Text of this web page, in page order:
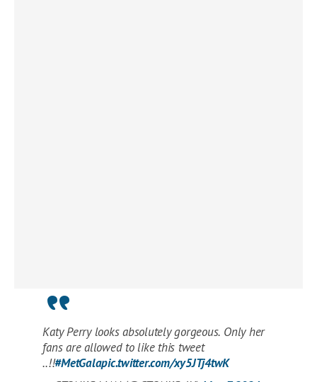
Katy Perry looks absolutely gorgeous. Only her
fans are allowed to like this tweet
..!!#MetGalapic.twitter.com/xy5JTj4twK